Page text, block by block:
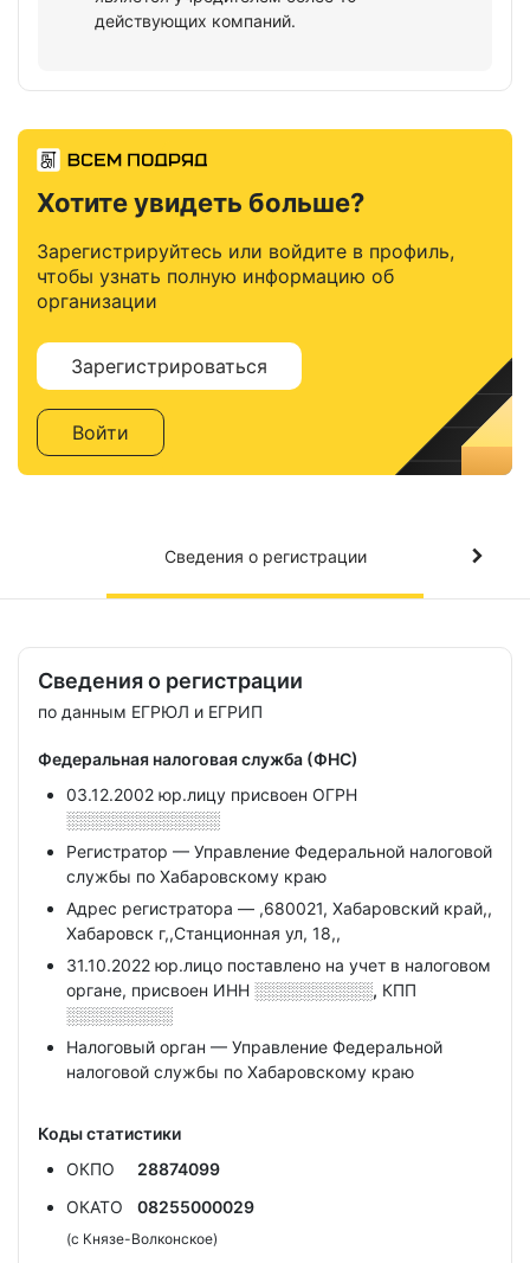
действующих компаний.
Хотите увидеть больше?
Зарегистрируйтесь или войдите в профиль,
чтобы узнать полную информацию об
организации
Зарегистрироваться
Войти
Сведения о регистрации
Сведения о регистрации
по данным ЕГРЮЛ и ЕГРИП
Федеральная налоговая служба (ФНС)
03.12.2002 юр.лицу присвоен ОГРН
░░░░░░░░░░░░░
Регистратор — Управление Федеральной налоговой
службы по Хабаровскому краю
Адрес регистратора — ,680021, Хабаровский край,,
Хабаровск г,,Станционная ул, 18,,
31.10.2022 юр.лицо поставлено на учет в налоговом
органе, присвоен ИНН ░░░░░░░░░░, КПП
░░░░░░░░░
Налоговый орган — Управление Федеральной
налоговой службы по Хабаровскому краю
Коды статистики
ОКПО
28874099
ОКАТО
08255000029
(с Князе-Волконское)